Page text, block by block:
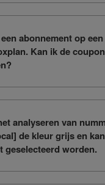
abonnement op een
Kan ik de coupon
analyseren van
de kleur grijs en
geselecteerd worden.